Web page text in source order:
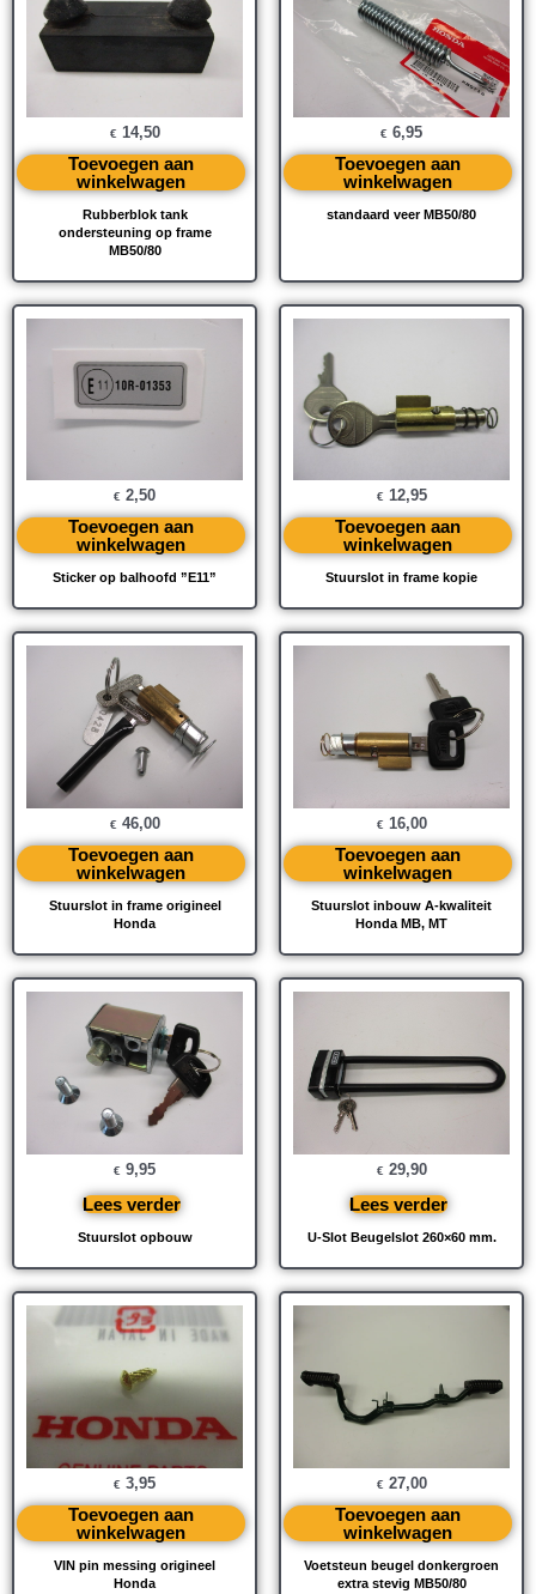
Rubberblok tank
ondersteuning op frame
MB50/80
€ 14,50
Toevoegen aan
winkelwagen
standaard veer MB50/80
€ 6,95
Toevoegen aan
winkelwagen
Sticker op balhoofd ”E11”
€ 2,50
Toevoegen aan
winkelwagen
Stuurslot in frame kopie
€ 12,95
Toevoegen aan
winkelwagen
Stuurslot in frame origineel
Honda
€ 46,00
Toevoegen aan
winkelwagen
Stuurslot inbouw A-kwaliteit
Honda MB, MT
€ 16,00
Toevoegen aan
winkelwagen
Stuurslot opbouw
€ 9,95
Lees verder
U-Slot Beugelslot 260×60 mm.
€ 29,90
Lees verder
VIN pin messing origineel
Honda
€ 3,95
Toevoegen aan
winkelwagen
Voetsteun beugel donkergroen
extra stevig MB50/80
€ 27,00
Toevoegen aan
winkelwagen